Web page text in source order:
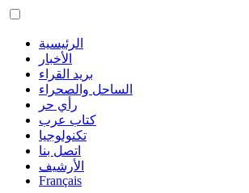
الرئيسية
الأخبار
بريد القراء
الساحل والصحراء
رأي حر
كتاب عرب
تكنولوجيا
اتصل بنا
الأرشيف
Français